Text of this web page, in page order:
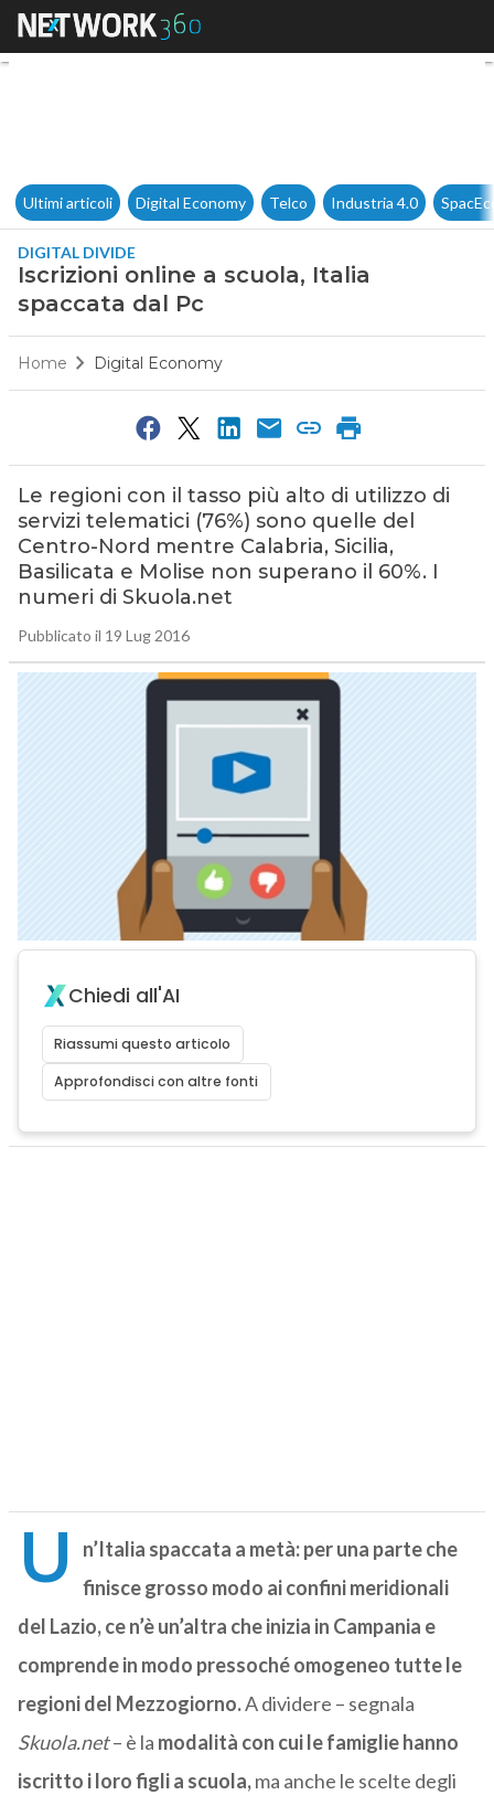
Iscrizioni online a scuola,
Ultimi articoli Digital Economy Telco Industria 4.0
DIGITAL DIVIDE
Iscrizioni online a scuola, Italia
spaccata dal Pc
Home Digital Economy
Le regioni con il tasso più alto di utilizzo di
servizi telematici (76%) sono quelle del
Centro-Nord mentre Calabria, Sicilia,
Basilicata e Molise non superano il 60%. I
numeri di Skuola.net
Pubblicato il 19 Lug 2016
Chiedi all'AI
Riassumi questo articolo
Approfondisci con altre fonti
U
n’Italia spaccata a metà: per una parte che
finisce grosso modo ai confini meridionali
del Lazio, ce n’è un’altra che inizia in Campania e
comprende in modo pressoché omogeneo tutte le
regioni del Mezzogiorno.A dividere – segnala
Skuola.net– è la modalità con cui le famiglie hanno
iscritto i loro figli a scuola,ma anche le scelte degli